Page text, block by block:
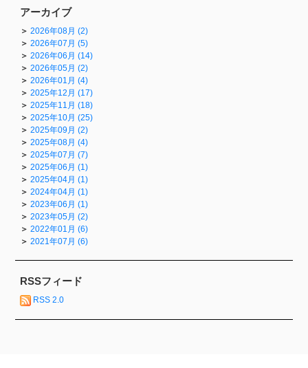
アーカイブ
2026年08月 (2)
2026年07月 (5)
2026年06月 (14)
2026年05月 (2)
2026年01月 (4)
2025年12月 (17)
2025年11月 (18)
2025年10月 (25)
2025年09月 (2)
2025年08月 (4)
2025年07月 (7)
2025年06月 (1)
2025年04月 (1)
2024年04月 (1)
2023年06月 (1)
2023年05月 (2)
2022年01月 (6)
2021年07月 (6)
RSSフィード
RSS 2.0